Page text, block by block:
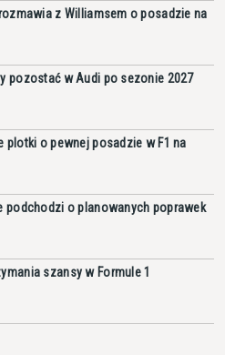
z Williamsem o posadzie na
pozostać w Audi po sezonie 2027
plotki o pewnej posadzie w F1 na
podchodzi o planowanych poprawek
szansy w Formule 1